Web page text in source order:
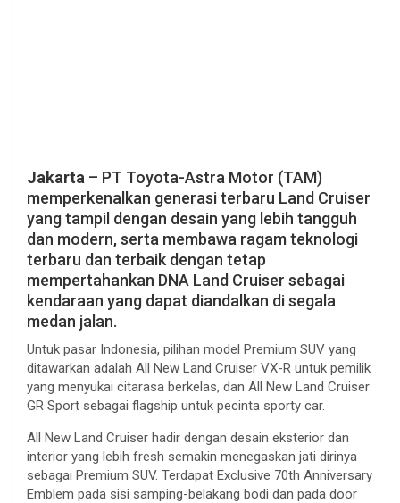
Jakarta – PT Toyota-Astra Motor (TAM)
memperkenalkan generasi terbaru Land Cruiser
yang tampil dengan desain yang lebih tangguh
dan modern, serta membawa ragam teknologi
terbaru dan terbaik dengan tetap
mempertahankan DNA Land Cruiser sebagai
kendaraan yang dapat diandalkan di segala
medan jalan.
Untuk pasar Indonesia, pilihan model Premium SUV yang
ditawarkan adalah All New Land Cruiser VX-R untuk pemilik
yang menyukai citarasa berkelas, dan All New Land Cruiser
GR Sport sebagai flagship untuk pecinta sporty car.
All New Land Cruiser hadir dengan desain eksterior dan
interior yang lebih fresh semakin menegaskan jati dirinya
sebagai Premium SUV. Terdapat Exclusive 70th Anniversary
Emblem pada sisi samping-belakang bodi dan pada door